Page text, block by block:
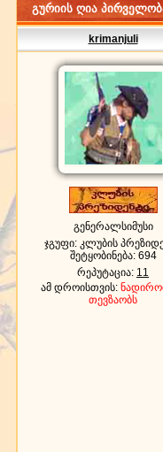
გურიის ღია
krimanjuli
გენერალსიმუსი
ჯგუფი: კლუბის
შეტყობინება: 694
რეპუტაცია: 11
ამ დროისთვის:
თევზაობს